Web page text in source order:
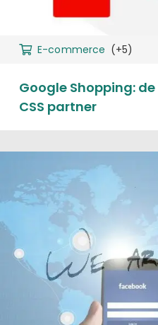
E-commerce (+5)
Google Shopping:
CSS partner